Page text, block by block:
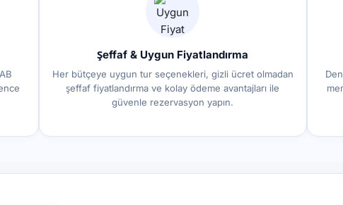
Şeffaf & Uygun Fiyatlandırma
Her bütçeye uygun tur seçenekleri, gizli ücret olmadan
şeffaf fiyatlandırma ve kolay ödeme avantajları ile
güvenle rezervasyon yapın.